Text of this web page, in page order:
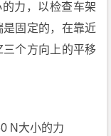
力，以检查车架
固定的，在靠近
个方向上的平移
N大小的力